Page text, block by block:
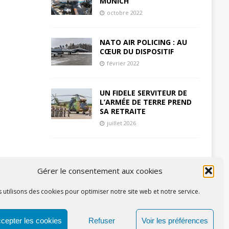
Gérer le consentement aux cookies
utilisons des cookies pour optimiser notre site web et notre service.
les cookies Refuser Voir les préférences
octobre 2022
NATO AIR POLICING : AU
CŒUR DU DISPOSITIF
février 2022
UN FIDELE SERVITEUR DE
L’ARMÉE DE TERRE PREND
SA RETRAITE
juillet 2026